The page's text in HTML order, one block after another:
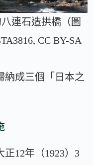
連石造拱橋（圖
CC BY-SA
納成三個「日本之
12年（1923）3